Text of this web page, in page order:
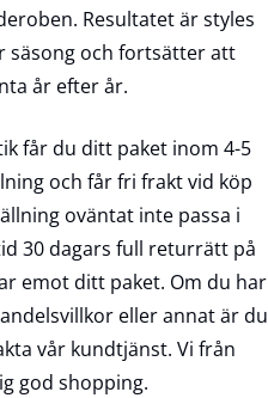
Resultatet är styles
säsong och fortsätter att
år efter år.
får du ditt paket inom 4-5
och får fri frakt vid köp
oväntat inte passa i
30 dagars full returrätt på
emot ditt paket. Om du har
eller annat är du
vår kundtjänst. Vi från
god shopping.